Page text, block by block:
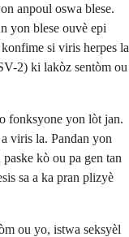
anpoul oswa blese.
yon blese ouvè epi
si viris herpes la
2) ki lakòz sentòm ou
fonksyone yon lòt jan.
viris la. Pandan yon
kò ou pa gen tan
sa a ka pran plizyè
ou yo, istwa seksyèl